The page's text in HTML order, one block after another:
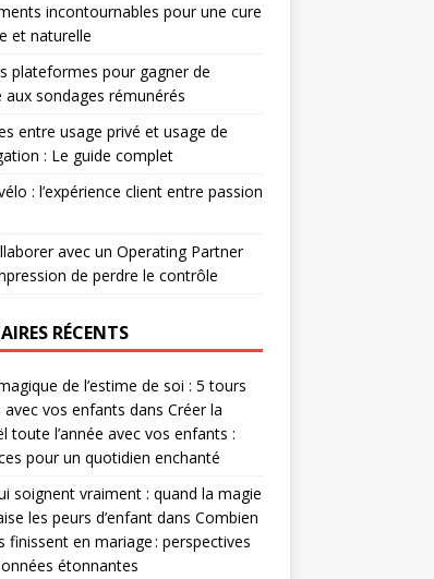
incontournables pour une cure
et naturelle
plateformes pour gagner de
aux sondages rémunérés
entre usage privé et usage de
: Le guide complet
: l’expérience client entre passion
avec un Operating Partner
de perdre le contrôle
RÉCENTS
de l’estime de soi : 5 tours
vos enfants dans Créer la
toute l’année avec vos enfants :
pour un quotidien enchanté
soignent vraiment : quand la magie
les peurs d’enfantdans Combien
finissent en mariage : perspectives
étonnantes